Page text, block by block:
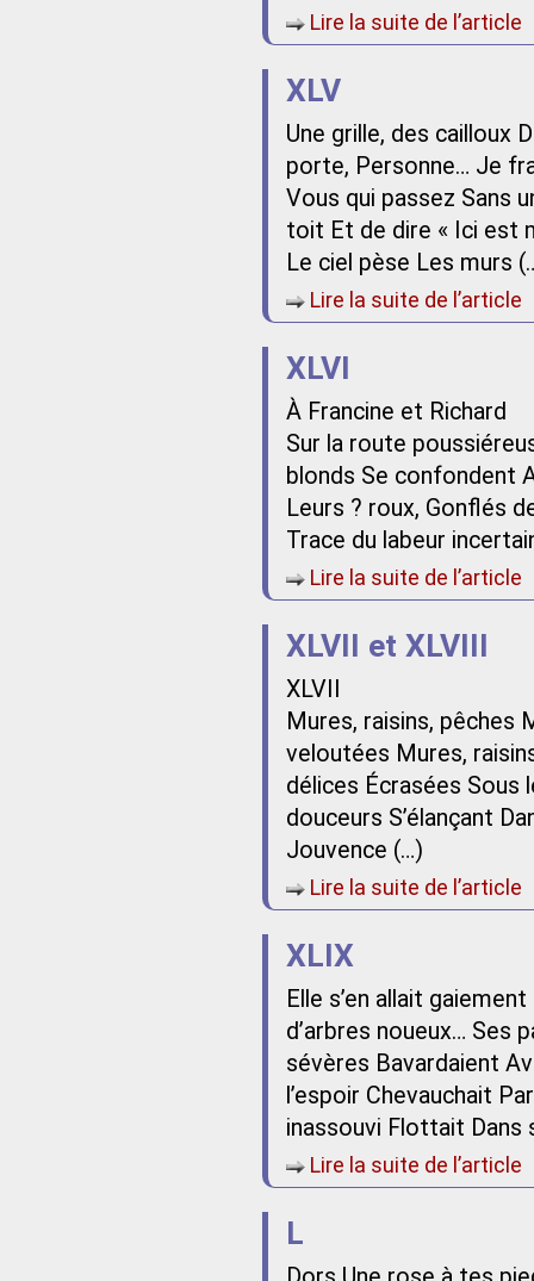
Lire la suite de l’article
XLV
Une grille, des cailloux
porte, Personne… Je
Vous qui passez Sans
toit Et de dire « Ici est
Le ciel pèse Les murs
Lire la suite de l’article
XLVI
À Francine et Richard
Sur la route
blonds Se confondent
Leurs ? roux, Gonflés
Trace du labeur
Lire la suite de l’article
XLVII et XLVIII
XLVII
Mures, raisins, pêches
veloutées Mures,
délices Écrasées Sous
douceurs S’élançant
Jouvence (…)
Lire la suite de l’article
XLIX
Elle s’en allait
d’arbres noueux… Ses
sévères Bavardaient
l’espoir Chevauchait
inassouvi Flottait Dans
Lire la suite de l’article
L